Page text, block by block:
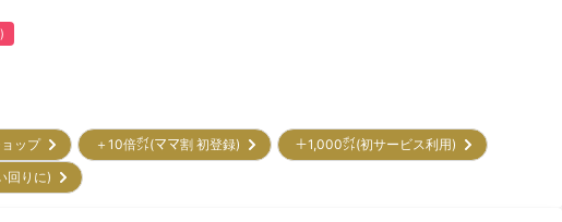
ョップ ＋10倍㌽(ママ割 初登録)
＋1,000㌽(初サービス利用)
回りに)